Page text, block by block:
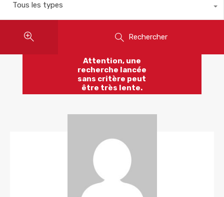
Tous les types
Rechercher
Attention, une
recherche lancée
sans critère peut
être très lente.